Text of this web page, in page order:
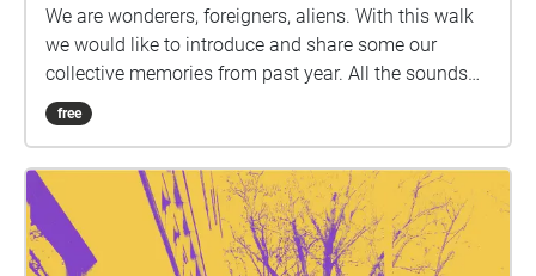
We are wonderers, foreigners, aliens. With this walk
we would like to introduce and share some our
collective memories from past year. All the sounds
contribuded by residency participants throughout
previous 5 years. Thank you so much Petr Laden,
Dan Su, Bénédicte, Wei Kang Beh, Bea Xu, Leila
Simonian, Cecilia Xuetong Feng, Katarina Kadijevic,
Aliaksandra Yakubouskaya, Alois Yang Tick Tick
free